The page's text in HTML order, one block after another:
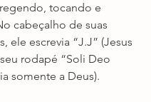
tocando e
cabeçalho de suas
ele escrevia “J.J” (Jesus
rodapé “Soli Deo
somente a Deus).